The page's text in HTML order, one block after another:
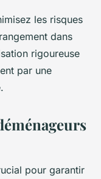
les risques
dans
rigoureuse
par une
pour garantir